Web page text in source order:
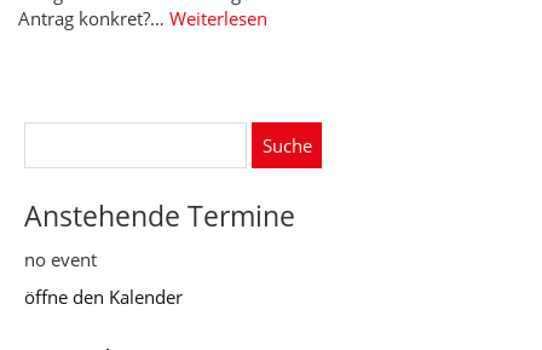
Antrag konkret?… Weiterlesen
Anstehende Termine
no event
öffne den Kalender